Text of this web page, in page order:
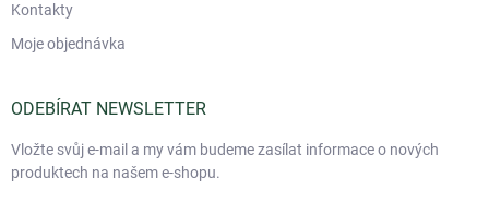
Kontakty
Moje objednávka
ODEBÍRAT NEWSLETTER
Vložte svůj e-mail a my vám budeme zasílat informace o nových
produktech na našem e-shopu.